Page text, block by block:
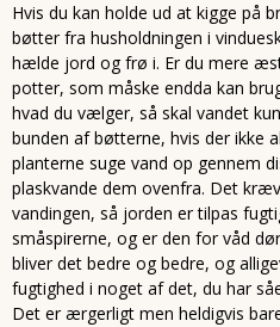
Hvis du kan holde ud at kigge på
bøtter fra husholdningen i
hælde jord og frø i. Er du mere
potter, som måske endda kan
hvad du vælger, så skal vandet
bunden af bøtterne, hvis der ikke
planterne suge vand op gennem
plaskvande dem ovenfra. Det
vandingen, så jorden er tilpas
småspirerne, og er den for våd
bliver det bedre og bedre, og
fugtighed i noget af det, du har
Det er ærgerligt men heldigvis